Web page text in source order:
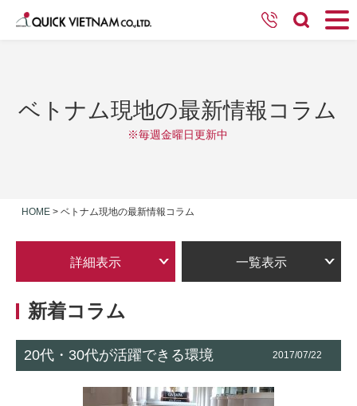
ベトナム現地の最新情報コラム
※毎週金曜日更新中
HOME > ベトナム現地の最新情報コラム
詳細表示 一覧表示
新着コラム
20代・30代が活躍できる環境 2017/07/22